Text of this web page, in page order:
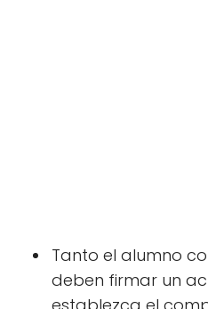
Tanto el alumno
deben firmar un